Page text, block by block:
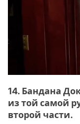
14. Бандана
из той самой
второй части.